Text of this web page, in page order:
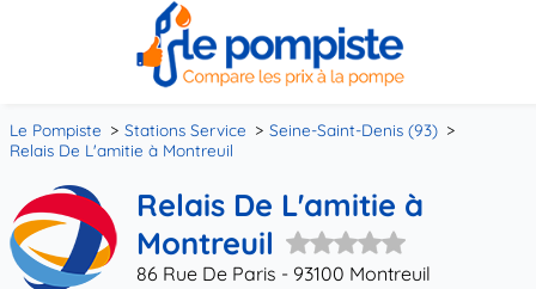
Le Pompiste Stations Service
Seine-Saint-Denis (93)
Relais De L'amitie à Montreuil
Relais De L'amitie à
Montreuil
86 Rue De Paris - 93100 Montreuil